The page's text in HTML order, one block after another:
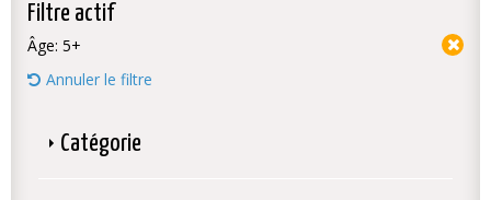
Filtre actif
Âge: 5+
Annuler le filtre
Catégorie